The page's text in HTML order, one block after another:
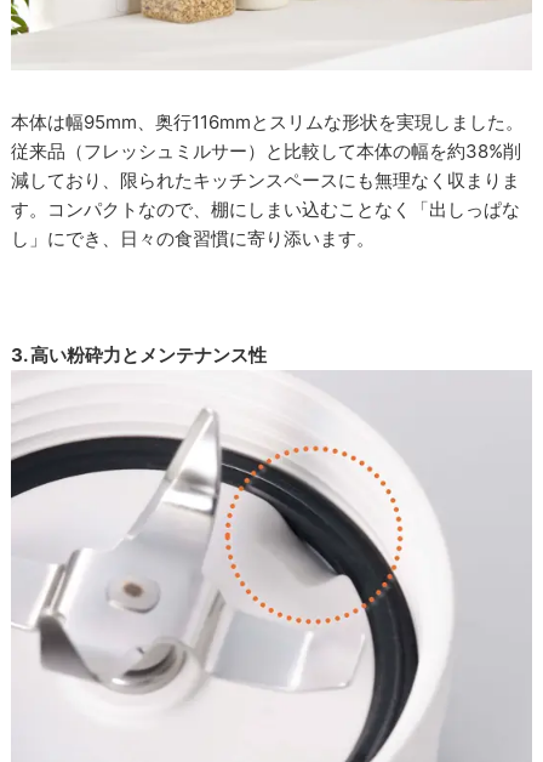
本体は幅95mm、奥行116mmとスリムな形状を実現しました。
従来品（フレッシュミルサー）と比較して本体の幅を約38%削
減しており、限られたキッチンスペースにも無理なく収まりま
す。コンパクトなので、棚にしまい込むことなく「出しっぱな
し」にでき、日々の食習慣に寄り添います。
3. 高い粉砕力とメンテナンス性